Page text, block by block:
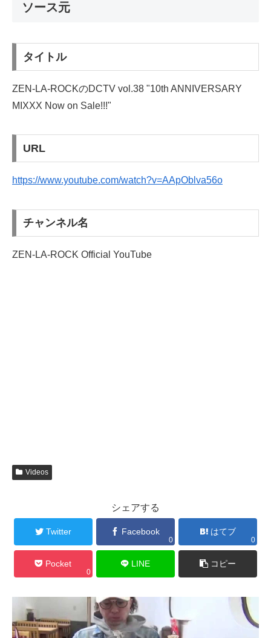
ソース元
タイトル
ZEN-LA-ROCKのDCTV vol.38 "10th ANNIVERSARY
MIXXX Now on Sale!!!"
URL
https://www.youtube.com/watch?v=AApOblva56o
チャンネル名
ZEN-LA-ROCK Official YouTube
Videos
シェアする
Twitter Facebook
0
はてブ
0
Pocket
0
LINE コピー